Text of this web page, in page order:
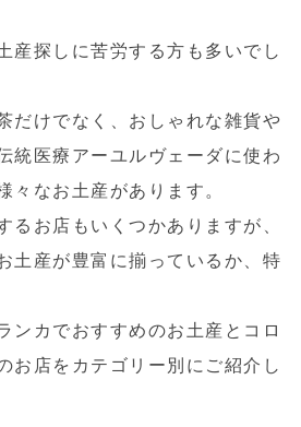
産探しに苦労する方も多いでし
だけでなく、おしゃれな雑貨や
統医療アーユルヴェーダに使わ
なお土産があります。
るお店もいくつかありますが、
土産が豊富に揃っているか、特
ンカでおすすめのお土産とコロ
お店をカテゴリー別にご紹介し